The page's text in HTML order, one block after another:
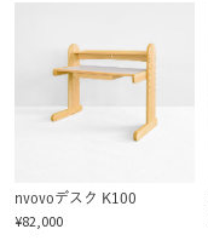
nvovoデスク K100
¥82,000